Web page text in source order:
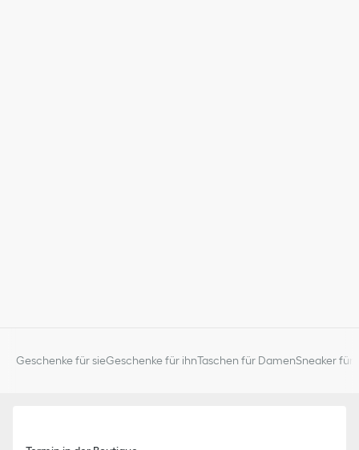
Geschenke für sieGeschenke für ihnTaschen für DamenSneaker für